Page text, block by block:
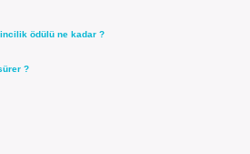
ödülü ne kadar ?
?